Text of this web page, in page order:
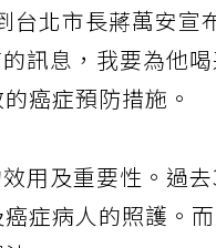
台北市長蔣萬安宣
訊息，我要為他
癌症預防措施。
用及重要性。過
症病人的照護。